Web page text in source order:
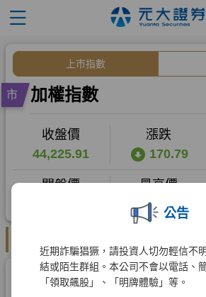
公告
近期詐騙猖獗，請投資人切勿輕信不
結或陌生群組。本公司不會以電話、
「領取飆股」、「明牌體驗」等。